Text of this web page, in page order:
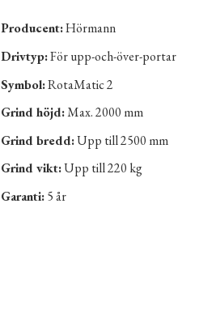
Producent:Hörmann
Drivtyp:För upp-och-över-portar
Symbol:RotaMatic 2
Grind höjd:Max. 2000 mm
Grind bredd:Upp till 2500 mm
Grind vikt:Upp till 220 kg
Garanti:5 år